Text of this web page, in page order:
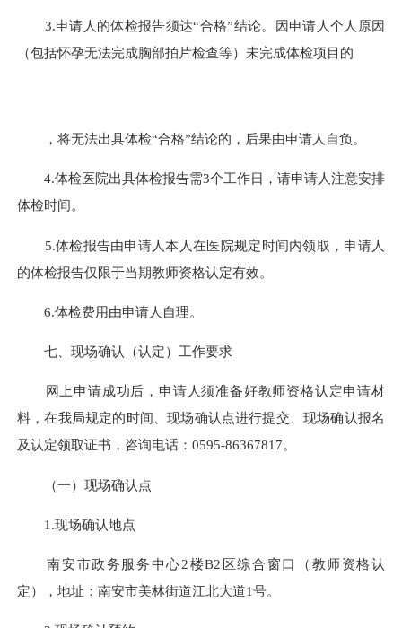
3.申请人的体检报告须达“合格”结论。因申请人个人原因
（包括怀孕无法完成胸部拍片检查等）未完成体检项目的
，将无法出具体检“合格”结论的，后果由申请人自负。
4.体检医院出具体检报告需3个工作日，请申请人注意安排
体检时间。
5.体检报告由申请人本人在医院规定时间内领取，申请人
的体检报告仅限于当期教师资格认定有效。
6.体检费用由申请人自理。
七、现场确认（认定）工作要求
网上申请成功后，申请人须准备好教师资格认定申请材
料，在我局规定的时间、现场确认点进行提交、现场确认报名
及认定领取证书，咨询电话： 0595-86367817。
（一）现场确认点
1.现场确认地点
南安市政务服务中心2楼B2区综合窗口（教师资格认
定），地址：南安市美林街道江北大道1号。